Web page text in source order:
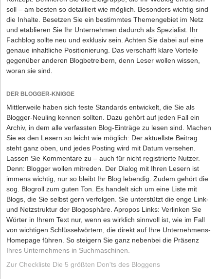
soll – am besten so detailliert wie möglich. Besonders wichtig sind
die Inhalte. Besetzen Sie ein bestimmtes Themengebiet im Netz
und etablieren Sie Ihr Unternehmen dadurch als Spezialist. Ihr
Fachblog sollte neu und exklusiv sein. Achten Sie dabei auf eine
genaue inhaltliche Positionierung. Das verschafft klare Vorteile
gegenüber anderen Blogbetreibern, denn Leser wollen wissen,
woran sie sind.
DER BLOGGER-KNIGGE
Mittlerweile haben sich feste Standards entwickelt, die Sie als
Blogger-Neuling kennen sollten. Dazu gehört auf jeden Fall ein
Archiv, in dem alle verfassten Blog-Einträge zu lesen sind. Machen
Sie es den Lesern so leicht wie möglich: Der aktuellste Beitrag
steht ganz oben, und jedes Posting wird mit Datum versehen.
Lassen Sie Kommentare zu – auch für nicht registrierte Nutzer.
Denn: Blogger wollen mitreden. Der Dialog mit Ihren Lesern ist
immens wichtig, nur so bleibt Ihr Blog lebendig. Zudem gehört die
sog. Blogroll zum guten Ton. Es handelt sich um eine Liste mit
Blogs, die Sie selbst gern verfolgen. Sie unterstützt die enge Link-
und Netzstruktur der Blogosphäre. Apropos Links: Verlinken Sie
Wörter in Ihrem Text nur, wenn es wirklich sinnvoll ist, wie im Fall
von wichtigen Schlüsselwörtern, die direkt auf Ihre Unternehmens-
Homepage führen. So steigern Sie ganz nebenbei die Präsenz
Ihres Unternehmens in Suchmaschinen.
Zur Checkliste Die 5 größten Don'ts des Bloggens